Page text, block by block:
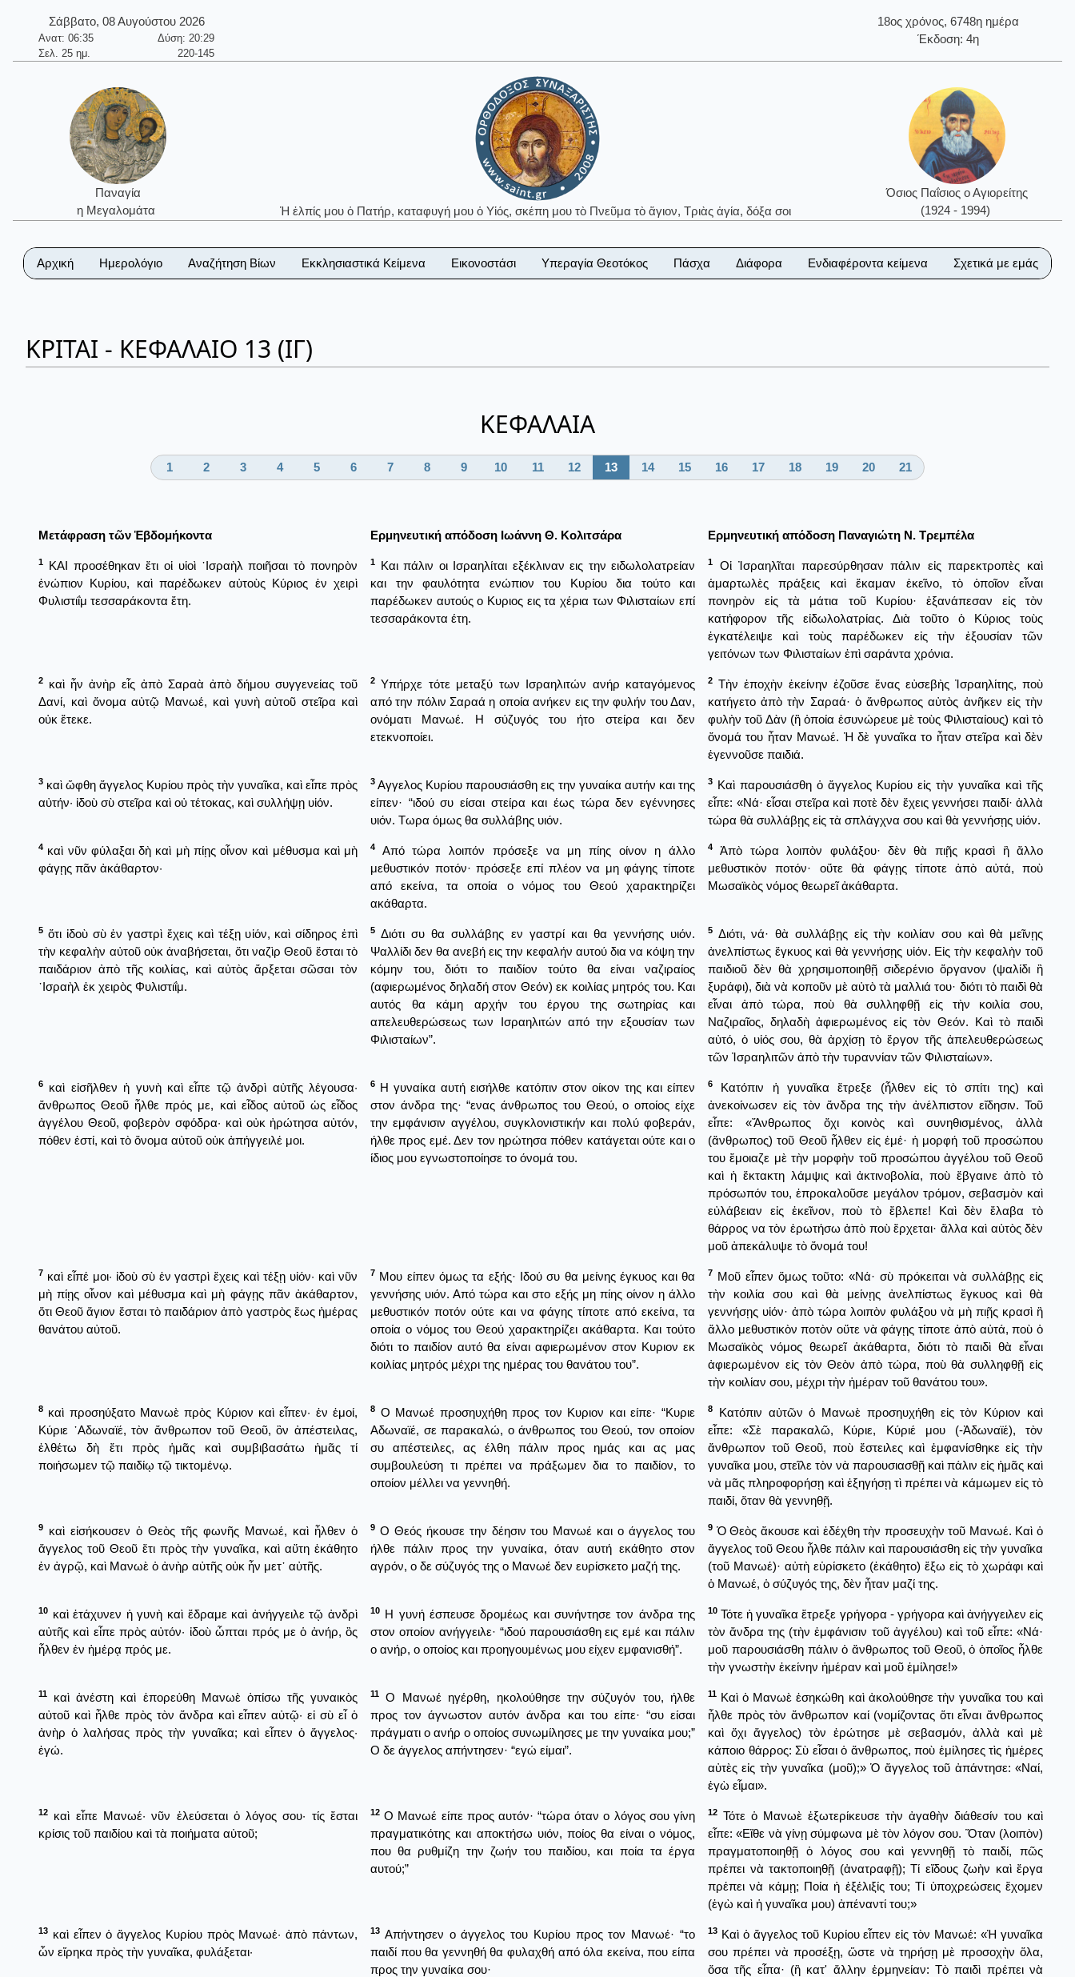
Σάββατο, 08 Αυγούστου 2026
Ανατ: 06:35
Δύση: 20:29
Σελ. 25 ημ.
220-145
18ος χρόνος, 6748η ημέρα
Έκδοση: 4η
Παναγία
η Μεγαλομάτα
Ἡ ἐλπίς μου ὁ Πατήρ, καταφυγή μου ὁ Υἱός, σκέπη μου τὸ Πνεῦμα τὸ ἅγιον, Τριὰς ἁγία, δόξα σοι
Όσιος Παΐσιος ο Αγιορείτης
(1924 - 1994)
Αρχική Ημερολόγιο Αναζήτηση Βίων Εκκλησιαστικά Κείμενα Εικονοστάσι Υπεραγία Θεοτόκος Πάσχα Διάφορα Ενδιαφέροντα κείμενα Σχετικά με εμάς
ΚΡΙΤΑΙ - ΚΕΦΑΛΑΙΟ 13 (ΙΓ)
ΚΕΦΑΛΑΙΑ
1 2 3 4 5 6 7 8 9 10 11 12 13 14 15 16 17 18 19 20 21
Μετάφραση τῶν Ἑβδομήκοντα Ερμηνευτική απόδοση Ιωάννη Θ. Κολιτσάρα Ερμηνευτική απόδοση Παναγιώτη Ν. Τρεμπέλα
1
ΚΑΙ προσέθηκαν ἔτι οἱ υἱοὶ ᾿Ισραὴλ ποιῆσαι τὸ πονηρὸν
ἐνώπιον Κυρίου, καὶ παρέδωκεν αὐτοὺς Κύριος ἐν χειρὶ
Φυλιστιΐμ τεσσαράκοντα ἔτη.
1
Και πάλιν οι Ισραηλίται εξέκλιναν εις την ειδωλολατρείαν
και την φαυλότητα ενώπιον του Κυρίου δια τούτο και
παρέδωκεν αυτούς ο Κυριος εις τα χέρια των Φιλισταίων επί
τεσσαράκοντα έτη.
1
Οἱ Ἰσραηλῖται παρεσύρθησαν πάλιν εἰς παρεκτροπὲς καὶ
ἁμαρτωλὲς πράξεις καὶ ἔκαμαν ἐκεῖνο, τὸ ὁποῖον εἶναι
πονηρὸν εἰς τὰ μάτια τοῦ Κυρίου· ἐξανάπεσαν εἰς τὸν
κατήφορον τῆς εἰδωλολατρίας. Διὰ τοῦτο ὁ Κύριος τοὺς
ἐγκατέλειψε καὶ τοὺς παρέδωκεν εἰς τὴν ἐξουσίαν τῶν
γειτόνων των Φιλισταίων ἐπὶ σαράντα χρόνια.
2
καὶ ἦν ἀνὴρ εἷς ἀπὸ Σαραὰ ἀπὸ δήμου συγγενείας τοῦ
Δανί, καὶ ὄνομα αὐτῷ Μανωέ, καὶ γυνὴ αὐτοῦ στεῖρα καὶ
οὐκ ἔτεκε.
2 Υπήρχε τότε μεταξύ των Ισραηλιτών ανήρ καταγόμενος
από την πόλιν Σαραά η οποία ανήκεν εις την φυλήν του Δαν,
ονόματι Μανωέ. Η σύζυγός του ήτο στείρα και δεν
ετεκνοποίει.
2 Τὴν ἐποχὴν ἐκείνην ἐζοῦσε ἕνας εὐσεβὴς Ἰσραηλίτης, ποὺ
κατήγετο ἀπὸ τὴν Σαραά· ὁ ἄνθρωπος αὐτὸς ἀνῆκεν εἰς τὴν
φυλὴν τοῦ Δὰν (ἢ ὁποία ἐσυνώρευε μὲ τοὺς Φιλισταίους) καὶ τὸ
ὄνομά του ἦταν Μανωέ. Ἡ δὲ γυναῖκα το ἦταν στεῖρα καὶ δὲν
ἐγεννοῦσε παιδιά.
3 καὶ ὤφθη ἄγγελος Κυρίου πρὸς τὴν γυναῖκα, καὶ εἶπε πρὸς
αὐτήν· ἰδοὺ σὺ στεῖρα καὶ οὐ τέτοκας, καὶ συλλήψῃ υἱόν.
3 Αγγελος Κυρίου παρουσιάσθη εις την γυναίκα αυτήν και της
είπεν· “ιδού συ είσαι στείρα και έως τώρα δεν εγέννησες
υιόν. Τωρα όμως θα συλλάβης υιόν.
3 Καὶ παρουσιάσθη ὁ ἄγγελος Κυρίου εἰς τὴν γυναῖκα καὶ τῆς
εἶπε: «Νά· εἶσαι στεῖρα καὶ ποτὲ δὲν ἔχεις γεννήσει παιδί· ἀλλὰ
τώρα θὰ συλλάβῃς εἰς τὰ σπλάγχνα σου καὶ θὰ γεννήσῃς υἱόν.
4 καὶ νῦν φύλαξαι δὴ καὶ μὴ πίῃς οἶνον καὶ μέθυσμα καὶ μὴ
φάγῃς πᾶν ἀκάθαρτον·
4
Από τώρα λοιπόν πρόσεξε να μη πίης οίνον η άλλο
μεθυστικόν ποτόν· πρόσεξε επί πλέον να μη φάγης τίποτε
από εκείνα, τα οποία ο νόμος του Θεού χαρακτηρίζει
ακάθαρτα.
4
Ἀπὸ τώρα λοιπὸν φυλάξου· δὲν θὰ πιῇς κρασὶ ἢ ἄλλο
μεθυστικὸν ποτόν· οὔτε θὰ φάγῃς τίποτε ἀπὸ αὐτά, ποὺ
Μωσαϊκὸς νόμος θεωρεῖ ἀκάθαρτα.
5 ὅτι ἰδοὺ σὺ ἐν γαστρὶ ἔχεις καὶ τέξῃ υἱόν, καὶ σίδηρος ἐπὶ
τὴν κεφαλὴν αὐτοῦ οὐκ ἀναβήσεται, ὅτι ναζὶρ Θεοῦ ἔσται τὸ
παιδάριον ἀπὸ τῆς κοιλίας, καὶ αὐτὸς ἄρξεται σῶσαι τὸν
᾿Ισραὴλ ἐκ χειρὸς Φυλιστιΐμ.
5 Διότι συ θα συλλάβης εν γαστρί και θα γεννήσης υιόν.
Ψαλλίδι δεν θα ανεβή εις την κεφαλήν αυτού δια να κόψη την
κόμην του, διότι το παιδίον τούτο θα είναι ναζιραίος
(αφιερωμένος δηλαδή στον Θεόν) εκ κοιλίας μητρός του. Και
αυτός θα κάμη αρχήν του έργου της σωτηρίας και
απελευθερώσεως των Ισραηλιτών από την εξουσίαν των
Φιλισταίων”.
5 Διότι, νά· θὰ συλλάβῃς εἰς τὴν κοιλίαν σου καὶ θὰ μεῖνῃς
ἀνελπίστως ἔγκυος καὶ θὰ γεννήσῃς υἱόν. Εἰς τὴν κεφαλὴν τοῦ
παιδιοῦ δὲν θὰ χρησιμοποιηθῇ σιδερένιο ὅργανον (ψαλίδι ἢ
ξυράφι), διὰ νὰ κοποῦν μὲ αὐτὸ τὰ μαλλιά του· διότι τὸ παιδὶ θὰ
εἶναι ἀπὸ τώρα, ποὺ θὰ συλληφθῇ εἰς τὴν κοιλία σου,
Ναζιραῖος, δηλαδὴ ἀφιερωμένος εἰς τὸν Θεόν. Καὶ τὸ παιδὶ
αὐτό, ὁ υἱός σου, θὰ ἀρχίσῃ τὸ ἔργον τῆς ἀπελευθερώσεως
τῶν Ἰσραηλιτῶν ἀπὸ τὴν τυραννίαν τῶν Φιλισταίων».
6
καὶ εἰσῆλθεν ἡ γυνὴ καὶ εἶπε τῷ ἀνδρὶ αὐτῆς λέγουσα·
ἄνθρωπος Θεοῦ ἦλθε πρός με, καὶ εἶδος αὐτοῦ ὡς εἶδος
ἀγγέλου Θεοῦ, φοβερὸν σφόδρα· καὶ οὐκ ἠρώτησα αὐτόν,
πόθεν ἐστί, καὶ τὸ ὄνομα αὐτοῦ οὐκ ἀπήγγειλέ μοι.
6 Η γυναίκα αυτή εισήλθε κατόπιν στον οίκον της και είπεν
στον άνδρα της· “ενας άνθρωπος του Θεού, ο οποίος είχε
την εμφάνισιν αγγέλου, συγκλονιστικήν και πολύ φοβεράν,
ήλθε προς εμέ. Δεν τον ηρώτησα πόθεν κατάγεται ούτε και ο
ίδιος μου εγνωστοποίησε το όνομά του.
6
Κατόπιν ἡ γυναῖκα ἔτρεξε (ἦλθεν εἰς τὸ σπίτι της) καὶ
ἀνεκοίνωσεν εἰς τὸν ἄνδρα της τὴν ἀνέλπιστον εἴδησιν. Τοῦ
εἶπε: «Ἄνθρωπος ὄχι κοινὸς καὶ συνηθισμένος, ἀλλὰ
(ἄνθρωπος) τοῦ Θεοῦ ἦλθεν εἰς ἑμέ· ἡ μορφή τοῦ προσώπου
του ἔμοιαζε μὲ τὴν μορφὴν τοῦ προσώπου ἀγγέλου τοῦ Θεοῦ
καὶ ἡ ἔκτακτη λάμψις καὶ ἀκτινοβολία, ποὺ ἔβγαινε ἀπὸ τὸ
πρόσωπόν του, ἐπροκαλοῦσε μεγάλον τρόμον, σεβασμὸν καὶ
εὐλάβειαν εἰς ἐκεῖνον, ποὺ τὸ ἔβλεπε! Καὶ δὲν ἔλαβα τὸ
θάρρος να τὸν ἐρωτήσω ἀπὸ ποὺ ἔρχεται· ἄλλα καὶ αὐτὸς δὲν
μοῦ ἀπεκάλυψε τὸ ὄνομά του!
7 καὶ εἶπέ μοι· ἰδοὺ σὺ ἐν γαστρὶ ἔχεις καὶ τέξῃ υἱόν· καὶ νῦν
μὴ πίῃς οἶνον καὶ μέθυσμα καὶ μὴ φάγῃς πᾶν ἀκάθαρτον,
ὅτι Θεοῦ ἅγιον ἔσται τὸ παιδάριον ἀπὸ γαστρὸς ἕως ἡμέρας
θανάτου αὐτοῦ.
7 Μου είπεν όμως τα εξής· Ιδού συ θα μείνης έγκυος και θα
γεννήσης υιόν. Από τώρα και στο εξής μη πίης οίνον η άλλο
μεθυστικόν ποτόν ούτε και να φάγης τίποτε από εκείνα, τα
οποία ο νόμος του Θεού χαρακτηρίζει ακάθαρτα. Και τούτο
διότι το παιδίον αυτό θα είναι αφιερωμένον στον Κυριον εκ
κοιλίας μητρός μέχρι της ημέρας του θανάτου του”.
7 Μοῦ εἶπεν ὅμως τοῦτο: «Νά· σὺ πρόκειται νὰ συλλάβῃς εἰς
τὴν κοιλία σου καὶ θὰ μείνῃς ἀνελπίστως ἔγκυος καὶ θὰ
γεννήσῃς υἱόν· ἀπὸ τώρα λοιπὸν φυλάξου νὰ μὴ πιῇς κρασὶ ἢ
ἄλλο μεθυστικὸν ποτὸν οὔτε νὰ φάγῃς τίποτε ἀπὸ αὐτά, ποὺ ὁ
Μωσαϊκὸς νόμος θεωρεῖ ἀκάθαρτα, διότι τὸ παιδὶ θὰ εἶναι
ἀφιερωμένον εἰς τὸν Θεὸν ἀπὸ τώρα, ποὺ θὰ συλληφθῇ εἰς
τὴν κοιλίαν σου, μέχρι τὴν ἡμέραν τοῦ θανάτου του».
8 καὶ προσηύξατο Μανωὲ πρὸς Κύριον καὶ εἶπεν· ἐν ἐμοί,
Κύριε ᾿Αδωναϊέ, τὸν ἄνθρωπον τοῦ Θεοῦ, ὃν ἀπέστειλας,
ἐλθέτω δὴ ἔτι πρὸς ἡμᾶς καὶ συμβιβασάτω ἡμᾶς τί
ποιήσωμεν τῷ παιδίῳ τῷ τικτομένῳ.
8 Ο Μανωέ προσηυχήθη προς τον Κυριον και είπε· “Κυριε
Αδωναϊέ, σε παρακαλώ, ο άνθρωπος του Θεού, τον οποίον
συ απέστειλες, ας έλθη πάλιν προς ημάς και ας μας
συμβουλεύση τι πρέπει να πράξωμεν δια το παιδίον, το
οποίον μέλλει να γεννηθή.
8
Κατόπιν αὐτῶν ὁ Μανωὲ προσηυχήθη εἰς τὸν Κύριον καὶ
εἶπε: «Σὲ παρακαλῶ, Κύριε, Κύριέ μου (-Ἀδωναϊέ), τὸν
ἄνθρωπον τοῦ Θεοῦ, ποὺ ἔστειλες καὶ ἐμφανίσθηκε εἰς τὴν
γυναῖκα μου, στεῖλε τὸν νὰ παρουσιασθῇ καὶ πάλιν εἰς ἡμᾶς καὶ
νὰ μᾶς πληροφορήσῃ καὶ ἐξηγήσῃ τὶ πρέπει νὰ κάμωμεν εἰς τὸ
παιδί, ὅταν θὰ γεννηθῇ.
9
καὶ εἰσήκουσεν ὁ Θεὸς τῆς φωνῆς Μανωέ, καὶ ἦλθεν ὁ
ἄγγελος τοῦ Θεοῦ ἔτι πρὸς τὴν γυναῖκα, καὶ αὕτη ἐκάθητο
ἐν ἀγρῷ, καὶ Μανωὲ ὁ ἀνὴρ αὐτῆς οὐκ ἦν μετ᾿ αὐτῆς.
9 Ο Θεός ήκουσε την δέησιν του Μανωέ και ο άγγελος του
ήλθε πάλιν προς την γυναίκα, όταν αυτή εκάθητο στον
αγρόν, ο δε σύζυγός της ο Μανωέ δεν ευρίσκετο μαζή της.
9 Ὁ Θεὸς ἄκουσε καὶ ἐδέχθη τὴν προσευχὴν τοῦ Μανωέ. Καὶ ὁ
ἄγγελος τοῦ Θεου ἦλθε πάλιν καὶ παρουσιάσθη εἰς τὴν γυναῖκα
(τοῦ Μανωέ)· αὐτὴ εὑρίσκετο (ἐκάθητο) ἔξω εἰς τὸ χωράφι καὶ
ὁ Μανωέ, ὁ σύζυγός της, δὲν ἦταν μαζί της.
10 καὶ ἐτάχυνεν ἡ γυνὴ καὶ ἔδραμε καὶ ἀνήγγειλε τῷ ἀνδρὶ
αὐτῆς καὶ εἶπε πρὸς αὐτόν· ἰδοὺ ὦπται πρός με ὁ ἀνήρ, ὃς
ἦλθεν ἐν ἡμέρᾳ πρός με.
10 Η γυνή έσπευσε δρομέως και συνήντησε τον άνδρα της
στον οποίον ανήγγειλε· “ιδού παρουσιάσθη εις εμέ και πάλιν
ο ανήρ, ο οποίος και προηγουμένως μου είχεν εμφανισθή”.
10 Τότε ἡ γυναῖκα ἔτρεξε γρήγορα - γρήγορα καὶ ἀνήγγειλεν εἰς
τὸν ἄνδρα της (τὴν ἐμφάνισιν τοῦ ἀγγέλου) καὶ τοῦ εἶπε: «Νά·
μοῦ παρουσιάσθη πάλιν ὁ ἄνθρωπος τοῦ Θεοῦ, ὁ ὁποῖος ἦλθε
τὴν γνωστὴν ἐκείνην ἡμέραν καὶ μοῦ ἐμίλησε!»
11
καὶ ἀνέστη καὶ ἐπορεύθη Μανωὲ ὀπίσω τῆς γυναικὸς
αὐτοῦ καὶ ἦλθε πρὸς τὸν ἄνδρα καὶ εἶπεν αὐτῷ· εἰ σὺ εἶ ὁ
ἀνὴρ ὁ λαλήσας πρὸς τὴν γυναῖκα; καὶ εἶπεν ὁ ἄγγελος·
ἐγώ.
11
Ο Μανωέ ηγέρθη, ηκολούθησε την σύζυγόν του, ήλθε
προς τον άγνωστον αυτόν άνδρα και του είπε· “συ είσαι
πράγματι ο ανήρ ο οποίος συνωμίλησες με την γυναίκα μου;”
Ο δε άγγελος απήντησεν· “εγώ είμαι”.
11 Καὶ ὁ Μανωὲ ἐσηκώθη καὶ ἀκολούθησε τὴν γυναῖκα του καὶ
ἦλθε πρὸς τὸν ἄνθρωπον καί (νομίζοντας ὅτι εἶναι ἄνθρωπος
καὶ ὄχι ἄγγελος) τὸν ἐρώτησε μὲ σεβασμόν, ἀλλὰ καὶ μὲ
κάποιο θάρρος: Σὺ εἶσαι ὁ ἄνθρωπος, ποὺ ἐμίλησες τὶς ἡμέρες
αὐτὲς εἰς τὴν γυναῖκα (μοῦ);» Ὁ ἄγγελος τοῦ ἀπάντησε: «Ναί,
ἐγὼ εἶμαι».
12
καὶ εἶπε Μανωέ· νῦν ἐλεύσεται ὁ λόγος σου· τίς ἔσται
κρίσις τοῦ παιδίου καὶ τὰ ποιήματα αὐτοῦ;
12 Ο Μανωέ είπε προς αυτόν· “τώρα όταν ο λόγος σου γίνη
πραγματικότης και αποκτήσω υιόν, ποίος θα είναι ο νόμος,
που θα ρυθμίζη την ζωήν του παιδίου, και ποία τα έργα
αυτού;”
12 Τότε ὁ Μανωὲ ἐξωτερίκευσε τὴν ἀγαθὴν διάθεσίν του καὶ
εἶπε: «Εἴθε νὰ γίνῃ σύμφωνα μὲ τὸν λόγον σου. Ὅταν (λοιπὸν)
πραγματοποιηθῇ ὁ λόγος σου καὶ γεννηθῇ τὸ παιδί, πῶς
πρέπει νὰ τακτοποιηθῇ (ἀνατραφῇ); Τί εἴδους ζωὴν καὶ ἔργα
πρέπει νὰ κάμῃ; Ποία ἡ ἐξέλιξίς του; Τί ὑποχρεώσεις ἔχομεν
(ἐγὼ καὶ ἡ γυναῖκα μου) ἀπέναντί του;»
13 καὶ εἶπεν ὁ ἄγγελος Κυρίου πρὸς Μανωέ· ἀπὸ πάντων,
ὧν εἴρηκα πρὸς τὴν γυναῖκα, φυλάξεται·
13 Απήντησεν ο άγγελος του Κυρίου προς τον Μανωέ· “το
παιδί που θα γεννηθή θα φυλαχθή από όλα εκείνα, που είπα
προς την γυναίκα σου·
13 Καὶ ὁ ἄγγελος τοῦ Κυρίου εἶπεν εἰς τὸν Μανωέ: «Ἡ γυναῖκα
σου πρέπει νὰ προσέξῃ, ὥστε νὰ τηρήσῃ μὲ προσοχὴν ὅλα,
ὅσα τῆς εἶπα· (ἢ κατ' ἄλλην ἑρμηνείαν: Τὸ παιδὶ πρέπει νὰ